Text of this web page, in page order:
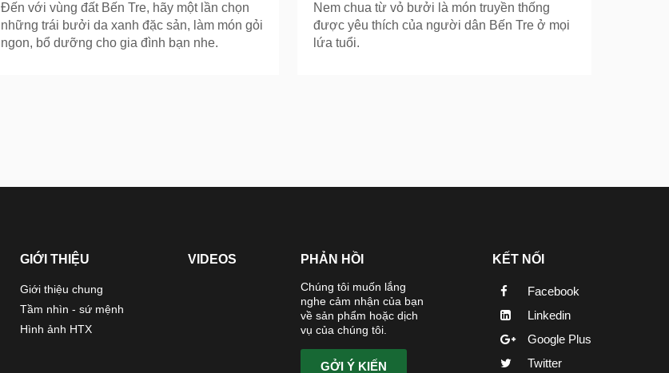
Đến với vùng đất Bến Tre, hãy một lần chọn
những trái bưởi da xanh đặc sản, làm món gỏi
ngon, bổ dưỡng cho gia đình bạn nhe.
Nem chua từ vỏ bưởi là món truyền thống
được yêu thích của người dân Bến Tre ở mọi
lứa tuổi.
GIỚI THIỆU
Giới thiệu chung
Tầm nhìn - sứ mệnh
Hình ảnh HTX
VIDEOS PHẢN HỒI
Chúng tôi muốn lắng
nghe cảm nhận của bạn
về sản phẩm hoặc dịch
vụ của chúng tôi.
GỞI Ý KIẾN
KẾT NỐI
Facebook
Linkedin
Google Plus
Twitter